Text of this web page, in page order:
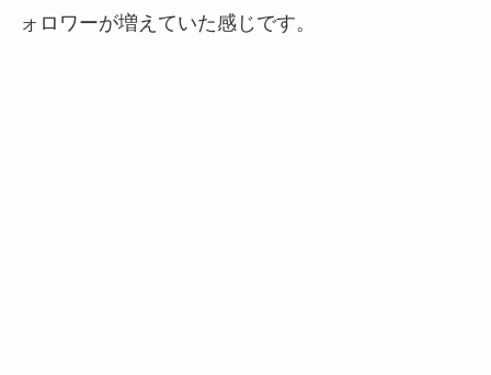
ォロワーが増えていた感じです。